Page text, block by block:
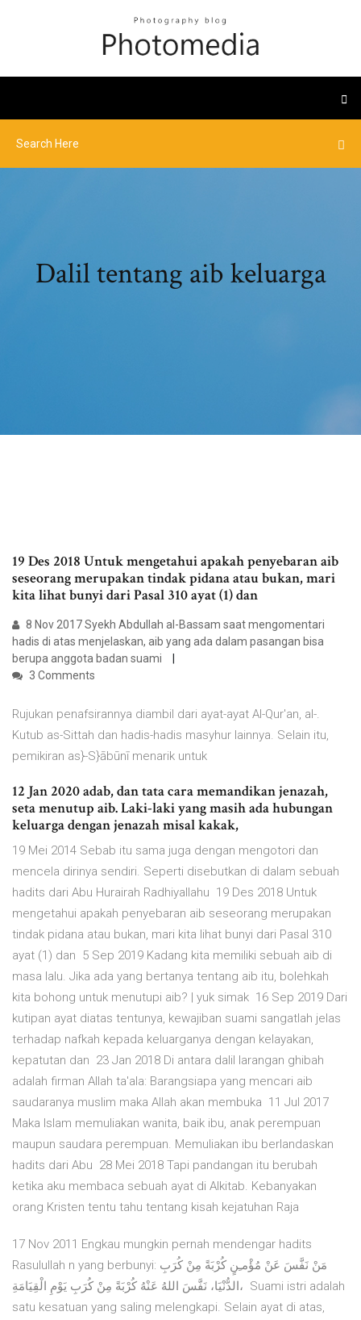
Dalil tentang aib keluarga
19 Des 2018 Untuk mengetahui apakah penyebaran aib
seseorang merupakan tindak pidana atau bukan, mari
kita lihat bunyi dari Pasal 310 ayat (1) dan
8 Nov 2017 Syekh Abdullah al-Bassam saat mengomentari
hadis di atas menjelaskan, aib yang ada dalam pasangan bisa
berupa anggota badan suami
3 Comments
Rujukan penafsirannya diambil dari ayat-ayat Al-Qur'an, al-.
Kutub as-Sittah dan hadis-hadis masyhur lainnya. Selain itu,
pemikiran as}-S}ābūnī menarik untuk
12 Jan 2020 adab, dan tata cara memandikan jenazah,
seta menutup aib. Laki-laki yang masih ada hubungan
keluarga dengan jenazah misal kakak,
19 Mei 2014 Sebab itu sama juga dengan mengotori dan
mencela dirinya sendiri. Seperti disebutkan di dalam sebuah
hadits dari Abu Hurairah Radhiyallahu 19 Des 2018 Untuk
mengetahui apakah penyebaran aib seseorang merupakan
tindak pidana atau bukan, mari kita lihat bunyi dari Pasal 310
ayat (1) dan 5 Sep 2019 Kadang kita memiliki sebuah aib di
masa lalu. Jika ada yang bertanya tentang aib itu, bolehkah
kita bohong untuk menutupi aib? | yuk simak 16 Sep 2019 Dari
kutipan ayat diatas tentunya, kewajiban suami sangatlah jelas
terhadap nafkah kepada keluarganya dengan kelayakan,
kepatutan dan 23 Jan 2018 Di antara dalil larangan ghibah
adalah firman Allah ta'ala: Barangsiapa yang mencari aib
saudaranya muslim maka Allah akan membuka 11 Jul 2017
Maka Islam memuliakan wanita, baik ibu, anak perempuan
maupun saudara perempuan. Memuliakan ibu berlandaskan
hadits dari Abu 28 Mei 2018 Tapi pandangan itu berubah
ketika aku membaca sebuah ayat di Alkitab. Kebanyakan
orang Kristen tentu tahu tentang kisah kejatuhan Raja
17 Nov 2011 Engkau mungkin pernah mendengar hadits
Rasulullah n yang berbunyi: مَنْ نَفَّسَ عَنْ مُؤْمـِنٍ كُرْبَةً مِنْ كُرَبِ
الدُّنْيَا، نَفَّسَ اللهُ عَنْهُ كُرْبَةً مِنْ كُرَبِ يَوْمِ الْقِيَامَةِ، Suami istri adalah
satu kesatuan yang saling melengkapi. Selain ayat di atas,